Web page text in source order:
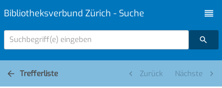
Bibliotheksverbund Zürich - Suche
Suchbegriff(e) eingeben
Trefferliste Zurück Nächste